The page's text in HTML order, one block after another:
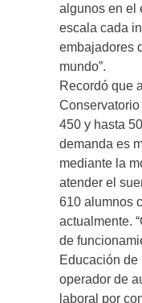
algunos en el
escala cada
embajadores
mundo”.
Recordó que
450 y hasta
demanda es
mediante la
atender el
610 alumnos
actualmente.
de
Educación
operador de
laboral por